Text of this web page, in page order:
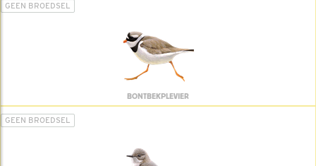
GEEN BROEDSEL
BONTBEKPLEVIER
GEEN BROEDSEL